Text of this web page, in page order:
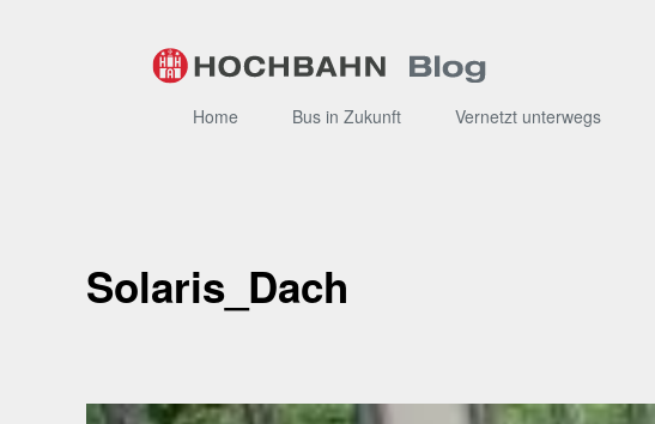
Home Bus in Zukunft Vernetzt unterwegs
Solaris_Dach